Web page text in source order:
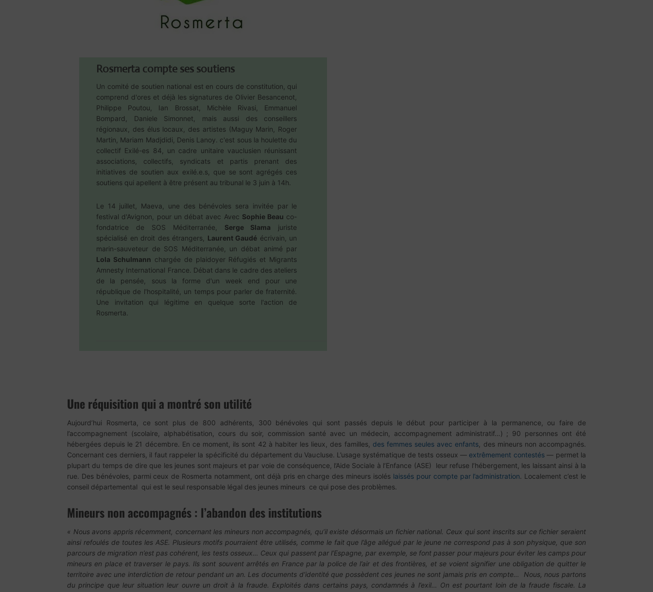
Rosmerta compte ses soutiens
Un comité de soutien national est en cours de constitution, qui
comprend d'ores et déjà les signatures de Olivier Besancenot,
Philippe Poutou, Ian Brossat, Michèle Rivasi, Emmanuel
Bompard, Daniele Simonnet, mais aussi des conseillers
régionaux, des élus locaux, des artistes (Maguy Marin, Roger
Martin, Mariam Madjdidi, Denis Lanoy. c'est sous la houlette du
collectif Exilé-es 84, un cadre unitaire vauclusien réunissant
associations, collectifs, syndicats et partis prenant des
initiatives de soutien aux exilé.e.s, que se sont agrégés ces
soutiens qui apellent à être présent au tribunal le 3 juin à 14h.
Le 14 juillet, Maeva, une des bénévoles sera invitée par le
festival d'Avignon, pour un débat avec Avec Sophie Beau co-
fondatrice de SOS Méditerranée, Serge Slama juriste
spécialisé en droit des étrangers, Laurent Gaudé écrivain, un
marin-sauveteur de SOS Méditerranée, un débat animé par
Lola Schulmann chargée de plaidoyer Réfugiés et Migrants
Amnesty International France. Débat dans le cadre des ateliers
de la pensée, sous la forme d'un week end pour une
république de l'hospitalité, un temps pour parler de fraternité.
Une invitation qui légitime en quelque sorte l'action de
Rosmerta.
Une réquisition qui a montré son utilité
Aujourd’hui Rosmerta, ce sont plus de 800 adhérents, 300 bénévoles qui sont passés depuis le début pour participer à la permanence, ou faire de
l’accompagnement (scolaire, alphabétisation, cours du soir, commission santé avec un médecin, accompagnement administratif…) ; 90 personnes ont été
hébergées depuis le 21 décembre. En ce moment, ils sont 42 à habiter les lieux, des familles, des femmes seules avec enfants , des mineurs non accompagnés.
Concernant ces derniers, il faut rappeler la spécificité du département du Vaucluse. L’usage systématique de tests osseux —extrêmement contestés— permet la
plupart du temps de dire que les jeunes sont majeurs et par voie de conséquence, l’Aide Sociale à l’Enfance (ASE) leur refuse l’hébergement, les laissant ainsi à la
rue. Des bénévoles, parmi ceux de Rosmerta notamment, ont déjà pris en charge des mineurs isolés laissés pour compte par l’administration. Localement c’est le
conseil départemental qui est le seul responsable légal des jeunes mineurs ce qui pose des problèmes.
Mineurs non accompagnés : l’abandon des institutions
« Nous avons appris récemment, concernant les mineurs non accompagnés, qu’il existe désormais un fichier national. Ceux qui sont inscrits sur ce fichier seraient
ainsi refoulés de toutes les ASE. Plusieurs motifs pourraient être utilisés, comme le fait que l’âge allégué par le jeune ne correspond pas à son physique, que son
parcours de migration n’est pas cohérent, les tests osseux… Ceux qui passent par l’Espagne, par exemple, se font passer pour majeurs pour éviter les camps pour
mineurs en place et traverser le pays. Ils sont souvent arrêtés en France par la police de l’air et des frontières, et se voient signifier une obligation de quitter le
territoire avec une interdiction de retour pendant un an. Les documents d’identité que possèdent ces jeunes ne sont jamais pris en compte… Nous, nous partons
du principe que leur situation leur ouvre un droit à la fraude. Exploités dans certains pays, condamnés à l’exil… On est pourtant loin de la fraude fiscale. La